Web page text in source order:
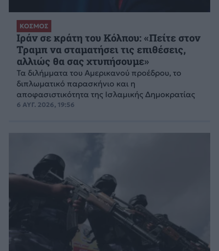
ΚΟΣΜΟΣ
Ιράν σε κράτη του Κόλπου: «Πείτε στον
Τραμπ να σταματήσει τις επιθέσεις,
αλλιώς θα σας χτυπήσουμε»
Τα διλήμματα του Αμερικανού προέδρου, το
διπλωματικό παρασκήνιο και η
αποφασιστικότητα της Ισλαμικής Δημοκρατίας
6 ΑΥΓ. 2026, 19:56